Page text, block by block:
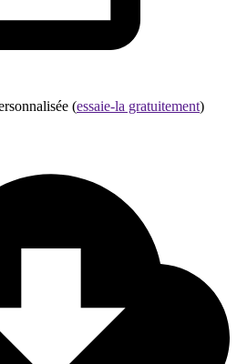
(essaie-la gratuitement)